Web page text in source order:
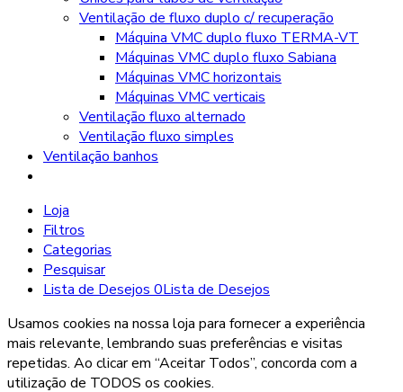
Ventilação de fluxo duplo c/ recuperação
Máquina VMC duplo fluxo TERMA-VT
Máquinas VMC duplo fluxo Sabiana
Máquinas VMC horizontais
Máquinas VMC verticais
Ventilação fluxo alternado
Ventilação fluxo simples
Ventilação banhos
Loja
Filtros
Categorias
Pesquisar
Lista de Desejos 0Lista de Desejos
Usamos cookies na nossa loja para fornecer a experiência
mais relevante, lembrando suas preferências e visitas
repetidas. Ao clicar em “Aceitar Todos”, concorda com a
utilização de TODOS os cookies.